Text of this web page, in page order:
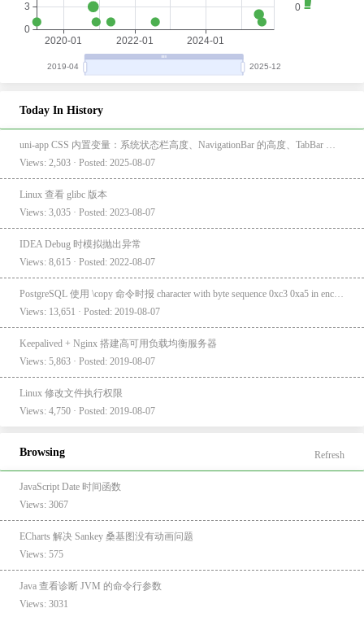
Today In History
Views: 2,503 · Posted: 2025-08-07
Linux 查看 glibc 版本
Views: 3,035 · Posted: 2023-08-07
IDEA Debug 时模拟抛出异常
Views: 8,615 · Posted: 2022-08-07
Views: 13,651 · Posted: 2019-08-07
Keepalived + Nginx 搭建高可用负载均衡服务器
Views: 5,863 · Posted: 2019-08-07
Linux 修改文件执行权限
Views: 4,750 · Posted: 2019-08-07
Browsing Refresh
JavaScript Date 时间函数
Views: 3067
ECharts 解决 Sankey 桑基图没有动画问题
Views: 575
Java 查看诊断 JVM 的命令行参数
Views: 3031